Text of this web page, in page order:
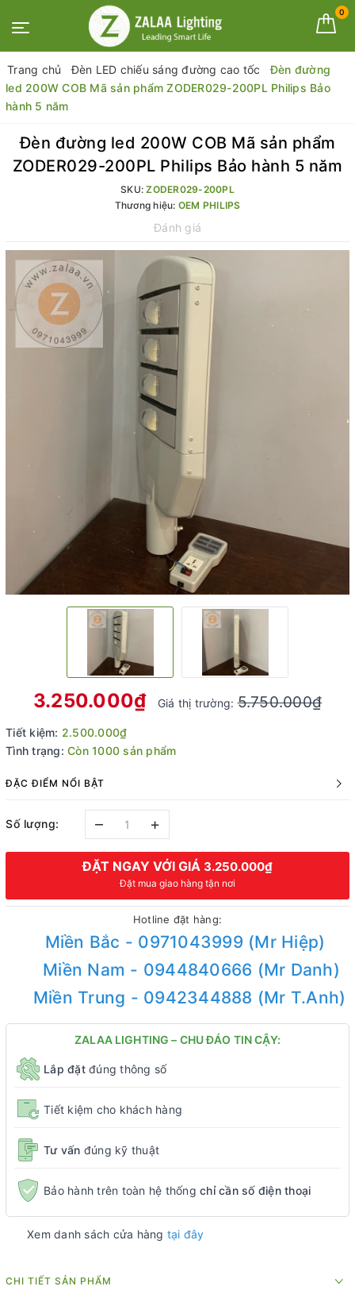
0
Trang chủ Đèn LED chiếu sáng đường cao tốc
Đèn đường
led 200W COB Mã sản phẩm ZODER029-200PL Philips Bảo
hành 5 năm
Đèn đường led 200W COB Mã sản phẩm
ZODER029-200PL Philips Bảo hành 5 năm
SKU:ZODER029-200PL
Thương hiệu: OEM PHILIPS
Đánh giá
3.250.000₫ Giá thị trường:5.750.000₫
Tiết kiệm: 2.500.000₫
Tình trạng: Còn 1000 sản phẩm
ĐẶC ĐIỂM NỔI BẬT
Số lượng: – +
ĐẶT NGAY VỚI GIÁ 3.250.000₫
Đặt mua giao hàng tận nơi
Hotline đặt hàng:
Miền Bắc - 0971043999 (Mr Hiệp)
Miền Nam - 0944840666 (Mr Danh)
Miền Trung - 0942344888 (Mr T.Anh)
ZALAA LIGHTING – CHU ĐÁO TIN CẬY:
Lắp đặtđúng thông số
Tiết kiệm cho khách hàng
Tư vấn đúng kỹ thuật
Bảo hành trên toàn hệ thống chỉ cần số điện thoại
Xem danh sách cửa hàng tại đây
CHI TIẾT SẢN PHẨM